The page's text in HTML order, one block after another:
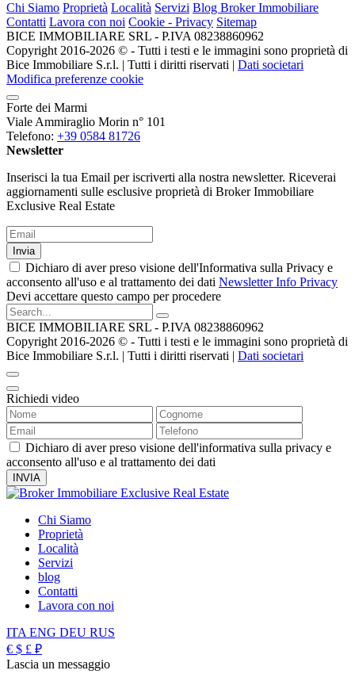
Chi Siamo Proprietà Località Servizi Blog Broker Immobiliare
Contatti Lavora con noi Cookie - Privacy Sitemap
BICE IMMOBILIARE SRL - P.IVA 08238860962
Copyright 2016-2026 ©️ - Tutti i testi e le immagini sono proprietà di
Bice Immobiliare S.r.l. | Tutti i diritti riservati | Dati societari
Modifica preferenze cookie
Forte dei Marmi
Viale Ammiraglio Morin n° 101
Telefono: +39 0584 81726
Newsletter
Inserisci la tua Email per iscriverti alla nostra newsletter. Riceverai
aggiornamenti sulle esclusive proprietà di Broker Immobiliare
Exclusive Real Estate
Invia
Dichiaro di aver preso visione dell'Informativa sulla Privacy e
acconsento all'uso e al trattamento dei dati Newsletter Info Privacy
Devi accettare questo campo per procedere
BICE IMMOBILIARE SRL - P.IVA 08238860962
Copyright 2016-2026 ©️ - Tutti i testi e le immagini sono proprietà di
Bice Immobiliare S.r.l. | Tutti i diritti riservati | Dati societari
Richiedi video
Dichiaro di aver preso visione dell'informativa sulla privacy e
acconsento all'uso e al trattamento dei dati
Chi Siamo
Proprietà
Località
Servizi
blog
Contatti
Lavora con noi
ITA ENG DEU RUS
€ $ £ ₽
Lascia un messaggio